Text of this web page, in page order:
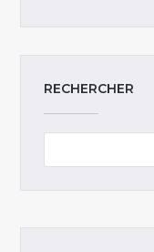
RECHERCHER